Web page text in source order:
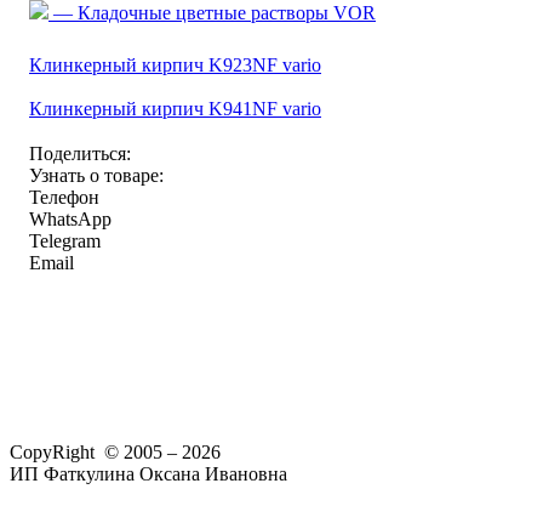
— Кладочные цветные растворы VOR
Клинкерный кирпич K923NF vario
Клинкерный кирпич K941NF vario
Поделиться:
Узнать о товаре:
Телефон
WhatsApp
Telegram
Email
CopyRight © 2005 – 2026
ИП Фаткулина Оксана Ивановна